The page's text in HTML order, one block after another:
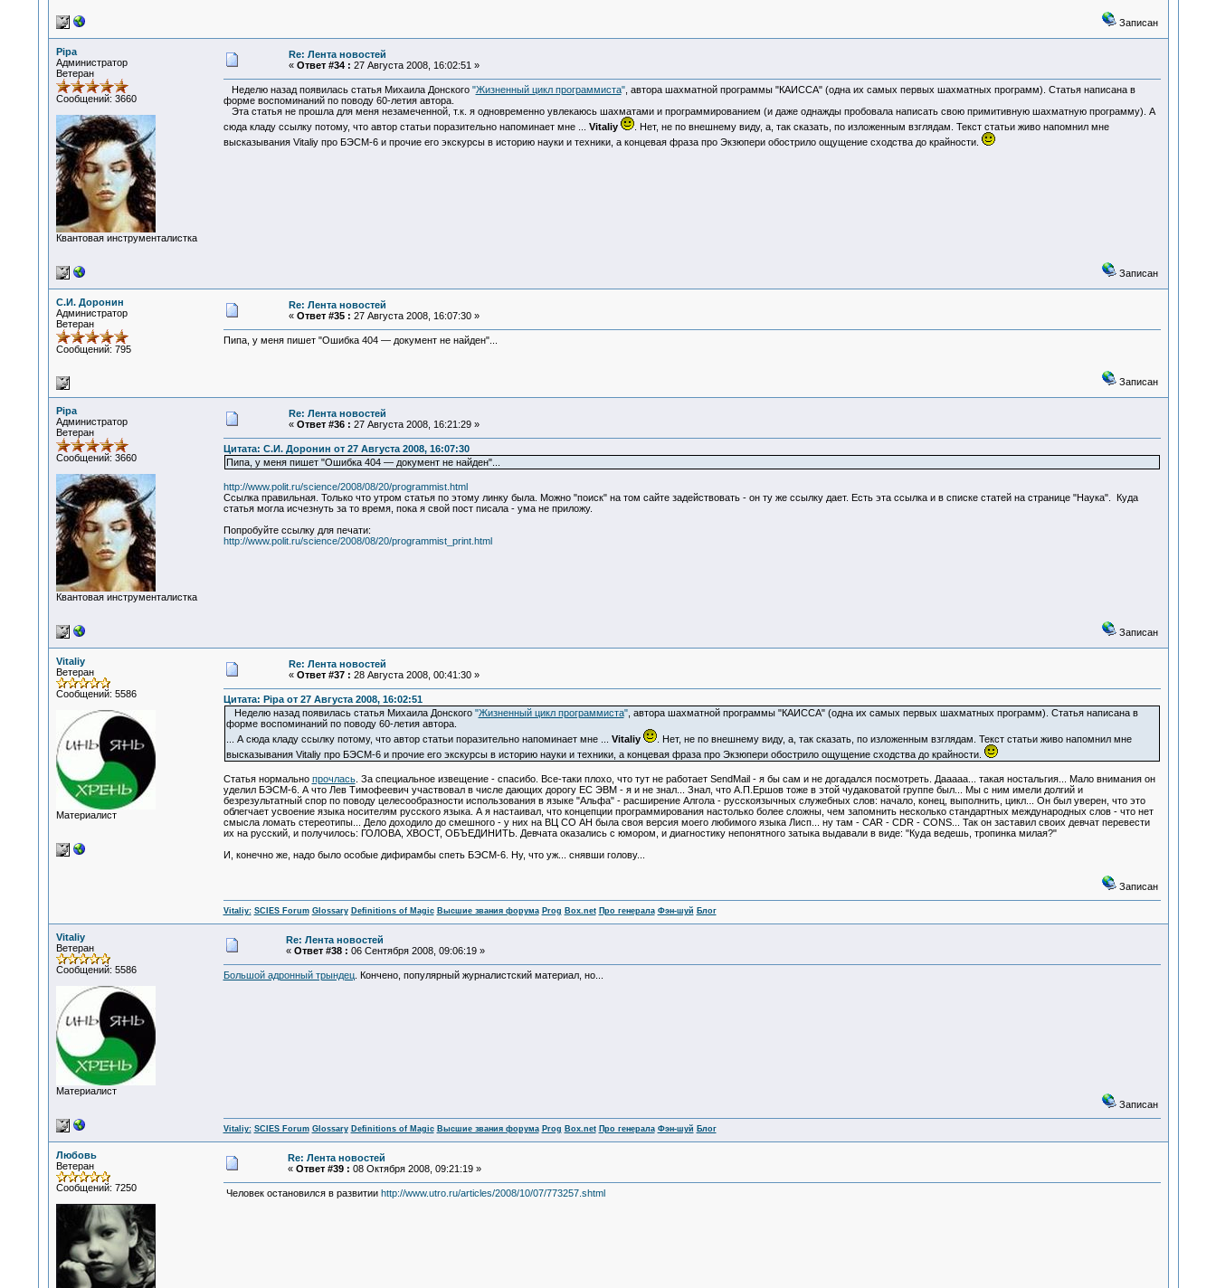
Записан
Pipa
Администратор
Ветеран
Сообщений: 3660
Квантовая инструменталистка
Re: Лента новостей
« Ответ #34 : 27 Августа 2008, 16:02:51 »
Неделю назад появилась статья Михаила Донского "Жизненный цикл программиста", автора шахматной программы "КАИССА" (одна их самых первых шахматных программ). Статья написана в
форме воспоминаний по поводу 60-летия автора.
Эта статья не прошла для меня незамеченной, т.к. я одновременно увлекаюсь шахматами и программированием (и даже однажды пробовала написать свою примитивную шахматную программу). А
сюда кладу ссылку потому, что автор статьи поразительно напоминает мне ... Vitaliy
. Нет, не по внешнему виду, а, так сказать, по изложенным взглядам. Текст статьи живо напомнил мне
высказывания Vitaliy про БЭСМ-6 и прочие его экскурсы в историю науки и техники, а концевая фраза про Экзюпери обострило ощущение сходства до крайности.
Записан
С.И. Доронин
Администратор
Ветеран
Сообщений: 795
Re: Лента новостей
« Ответ #35 : 27 Августа 2008, 16:07:30 »
Пипа, у меня пишет "Ошибка 404 — документ не найден"...
Записан
Pipa
Администратор
Ветеран
Сообщений: 3660
Квантовая инструменталистка
Re: Лента новостей
« Ответ #36 : 27 Августа 2008, 16:21:29 »
Цитата: С.И. Доронин от 27 Августа 2008, 16:07:30
Пипа, у меня пишет "Ошибка 404 — документ не найден"...
http://www.polit.ru/science/2008/08/20/programmist.html
Ссылка правильная. Только что утром статья по этому линку была. Можно "поиск" на том сайте задействовать - он ту же ссылку дает. Есть эта ссылка и в списке статей на странице "Наука". Куда
статья могла исчезнуть за то время, пока я свой пост писала - ума не приложу.
Попробуйте ссылку для печати:
http://www.polit.ru/science/2008/08/20/programmist_print.html
Записан
Vitaliy
Ветеран
Сообщений: 5586
Материалист
Re: Лента новостей
« Ответ #37 : 28 Августа 2008, 00:41:30 »
Цитата: Pipa от 27 Августа 2008, 16:02:51
Неделю назад появилась статья Михаила Донского "Жизненный цикл программиста", автора шахматной программы "КАИССА" (одна их самых первых шахматных программ). Статья написана в
форме воспоминаний по поводу 60-летия автора.
... А сюда кладу ссылку потому, что автор статьи поразительно напоминает мне ... Vitaliy
. Нет, не по внешнему виду, а, так сказать, по изложенным взглядам. Текст статьи живо напомнил мне
высказывания Vitaliy про БЭСМ-6 и прочие его экскурсы в историю науки и техники, а концевая фраза про Экзюпери обострило ощущение сходства до крайности.
Статья нормально прочлась. За специальное извещение - спасибо. Все-таки плохо, что тут не работает SendMail - я бы сам и не догадался посмотреть. Дааааа... такая ностальгия... Мало внимания он
уделил БЭСМ-6. А что Лев Тимофеевич участвовал в числе дающих дорогу ЕС ЭВМ - я и не знал... Знал, что А.П.Ершов тоже в этой чудаковатой группе был... Мы с ним имели долгий и
безрезультатный спор по поводу целесообразности использования в языке "Альфа" - расширение Алгола - русскоязычных служебных слов: начало, конец, выполнить, цикл... Он был уверен, что это
облегчает усвоение языка носителям русского языка. А я настаивал, что концепции программирования настолько более сложны, чем запомнить несколько стандартных международных слов - что нет
смысла ломать стереотипы... Дело доходило до смешного - у них на ВЦ СО АН была своя версия моего любимого языка Лисп... ну там - CAR - CDR - CONS... Так он заставил своих девчат перевести
их на русский, и получилось: ГОЛОВА, ХВОСТ, ОБЪЕДИНИТЬ. Девчата оказались с юмором, и диагностику непонятного затыка выдавали в виде: "Куда ведешь, тропинка милая?"
И, конечно же, надо было особые дифирамбы спеть БЭСМ-6. Ну, что уж... снявши голову...
Записан
Vitaliy: SCIES Forum Glossary Definitions of Magic Высшие звания форума Prog Box.net Про генерала Фэн-шуй Блог
Vitaliy
Ветеран
Сообщений: 5586
Материалист
Re: Лента новостей
« Ответ #38 : 06 Сентября 2008, 09:06:19 »
Большой адронный трындец. Кончено, популярный журналистский материал, но...
Записан
Vitaliy: SCIES Forum Glossary Definitions of Magic Высшие звания форума Prog Box.net Про генерала Фэн-шуй Блог
Любовь
Ветеран
Сообщений: 7250
Re: Лента новостей
« Ответ #39 : 08 Октября 2008, 09:21:19 »
Человек остановился в развитии http://www.utro.ru/articles/2008/10/07/773257.shtml